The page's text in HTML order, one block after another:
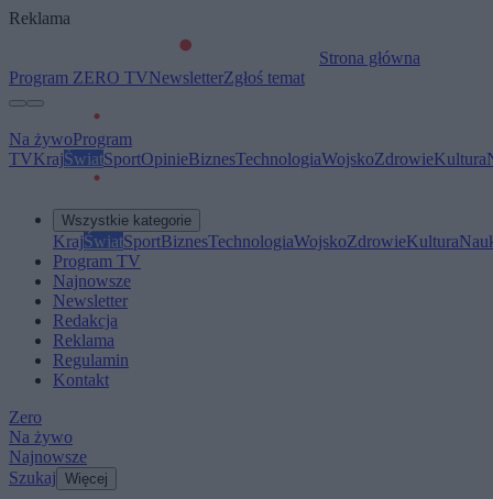
Reklama
Strona główna
Program ZERO TVNewsletterZgłoś temat
Na żywoProgram
TVKrajŚwiatSportOpinieBiznesTechnologiaWojskoZdrowieKultura
Wszystkie kategorie
KrajŚwiatSportBiznesTechnologiaWojskoZdrowieKultura
Program TV
Najnowsze
Newsletter
Redakcja
Reklama
Regulamin
Kontakt
Zero
Na żywo
Najnowsze
Szukaj Więcej